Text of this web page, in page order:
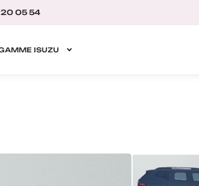
20 05 54
ISUZU